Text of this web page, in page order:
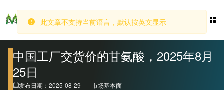
中国工厂交货价的甘氨酸，2025年8月
25日
发布日期：2025-08-29
市场基本面